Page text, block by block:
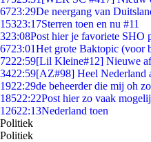
6723:29De neergang van
15323:17Sterren toen en nu #11
323:08Post hier je favoriete SHO
6723:01Het grote Baktopic (voor
7222:59[Lil Kleine#12] Nieuwe
3422:59[AZ#98] Heel Nederland
1922:29de beheerder die mij oh
18522:22Post hier zo vaak
12622:13Nederland toen
Politiek
Politiek